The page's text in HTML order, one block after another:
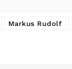
Markus Rudolf